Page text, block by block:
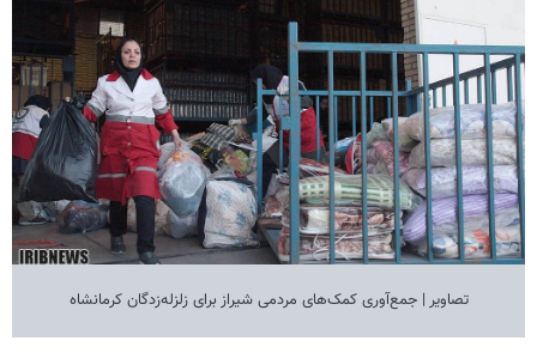
تصاویر | جمع‌آوری کمک‌های مردمی شیراز برای زلزله‌زدگان کرمانشاه